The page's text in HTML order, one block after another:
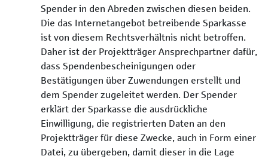
Spender in den Abreden zwischen diesen beiden.
Die das Internetangebot betreibende Sparkasse
ist von diesem Rechtsverhältnis nicht betroffen.
Daher ist der Projektträger Ansprechpartner dafür,
dass Spendenbescheinigungen oder
Bestätigungen über Zuwendungen erstellt und
dem Spender zugeleitet werden. Der Spender
erklärt der Sparkasse die ausdrückliche
Einwilligung, die registrierten Daten an den
Projektträger für diese Zwecke, auch in Form einer
Datei, zu übergeben, damit dieser in die Lage